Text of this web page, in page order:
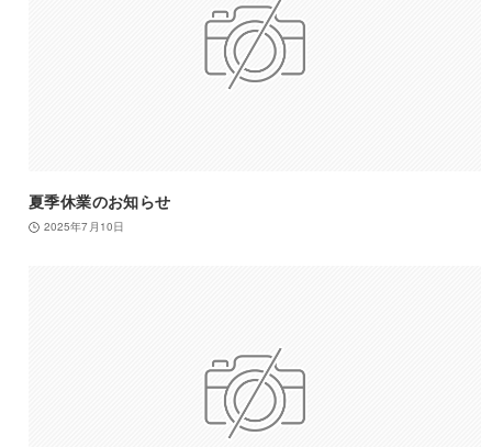
夏季休業のお知らせ
2025年7月10日